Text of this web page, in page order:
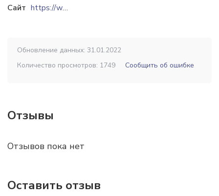
Сайт
https://www.wowbuket.kz
Обновление данных: 31.01.2022
Количество просмотров: 1749
Сообщить об ошибке
Отзывы
Отзывов пока нет
Оставить отзыв